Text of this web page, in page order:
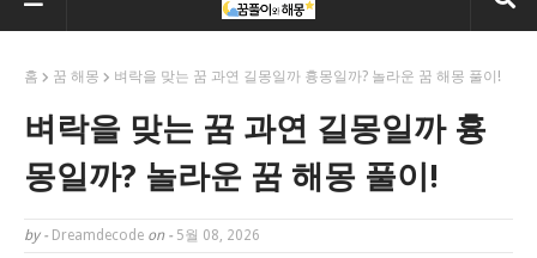
홈 꿈 해몽 벼락을 맞는 꿈 과연 길몽일까 흉몽일까? 놀라운 꿈 해몽 풀이!
벼락을 맞는 꿈 과연 길몽일까 흉
몽일까? 놀라운 꿈 해몽 풀이!
by - Dreamdecode on - 5월 08, 2026